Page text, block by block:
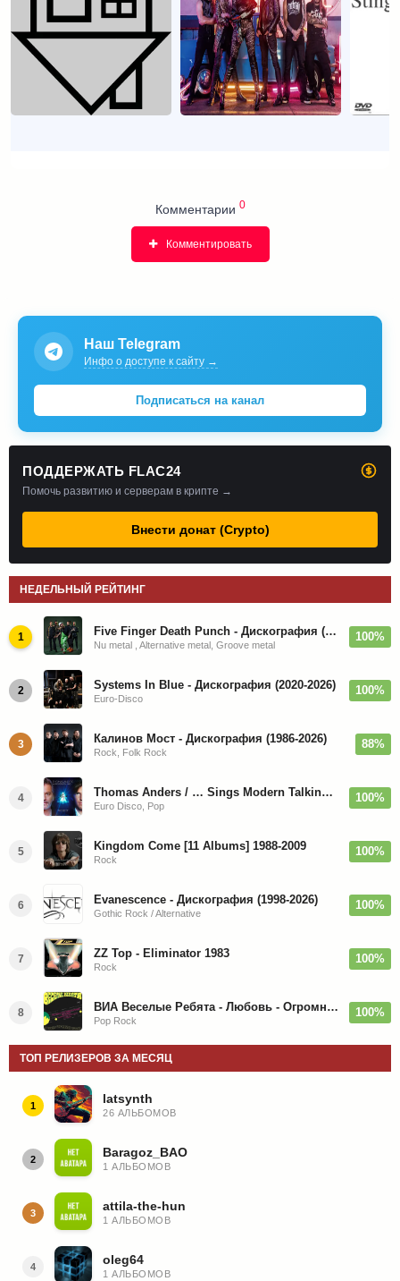
Комментарии 0
Комментировать
Наш Telegram
Инфо о доступе к сайту →
Подписаться на канал
ПОДДЕРЖАТЬ FLAC24
Помочь развитию и серверам в крипте →
Внести донат (Crypto)
НЕДЕЛЬНЫЙ РЕЙТИНГ
1 Five Finger Death Punch - Дискография (2008-2026)
Nu metal , Alternative metal, Groove metal
100%
2 Systems In Blue - Дискография (2020-2026)
Euro-Disco
100%
3 Калинов Мост - Дискография (1986-2026)
Rock, Folk Rock
88%
4 Thomas Anders / … Sings Modern Talking: The Best hi-res
Euro Disco, Pop
100%
5 Kingdom Come [11 Albums] 1988-2009
Rock
100%
6 Evanescence - Дискография (1998-2026)
Gothic Rock / Alternative
100%
7 ZZ Top - Eliminator 1983
Rock
100%
8 ВИА Веселые Ребята - Любовь - Огромная Страна - 1974/2026
Pop Rock
100%
ТОП РЕЛИЗЕРОВ ЗА МЕСЯЦ
1 latsynth
26 АЛЬБОМОВ
2 Baragoz_BAO
1 АЛЬБОМОВ
3 attila-the-hun
1 АЛЬБОМОВ
4 oleg64
1 АЛЬБОМОВ